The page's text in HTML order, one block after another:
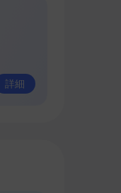
詳細